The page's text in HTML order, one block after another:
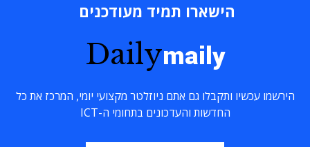
הישארו תמיד מעודכנים
Dailymaily
הירשמו עכשיו ותקבלו גם אתם ניוזלטר מקצועי יומי, המרכז את כל
החדשות והעדכונים בתחומי ה-ICT